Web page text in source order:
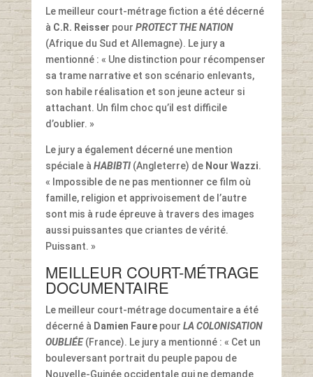
Le meilleur court-métrage fiction a été décerné
à C.R. Reisser pour PROTECT THE NATION
(Afrique du Sud et Allemagne). Le jury a
mentionné : « Une distinction pour récompenser
sa trame narrative et son scénario enlevants,
son habile réalisation et son jeune acteur si
attachant. Un film choc qu’il est difficile
d’oublier. »
Le jury a également décerné une mention
spéciale à HABIBTI(Angleterre) de Nour Wazzi.
« Impossible de ne pas mentionner ce film où
famille, religion et apprivoisement de l’autre
sont mis à rude épreuve à travers des images
aussi puissantes que criantes de vérité.
Puissant. »
MEILLEUR COURT-MÉTRAGE
DOCUMENTAIRE
Le meilleur court-métrage documentaire a été
décerné à Damien Faurepour LA COLONISATION
OUBLIÉE(France). Le jury a mentionné : « Cet un
bouleversant portrait du peuple papou de
Nouvelle-Guinée occidentale qui ne demande